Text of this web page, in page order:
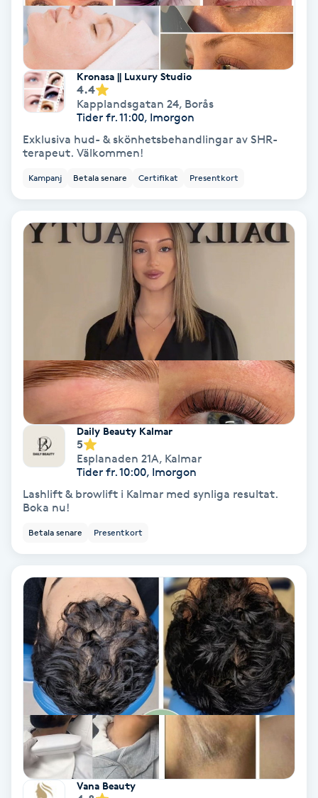
Färgning
Föning
Gel naglar
Gelenaglar
Gellack med förstärkning
Gua Sha-massage
Hatha Yoga
Headspa
Healing
HIFU
Hollywood Peel
Hot Stone Massage
Hot yoga
Hudföryngring
Kronasa || Luxury Studio
4.4
Kapplandsgatan 24, Borås
Tider fr. 11:00, Imorgon
Exklusiva hud- & skönhetsbehandlingar av SHR-
terapeut. Välkommen!
Kampanj Betala senare Certifikat Presentkort
Daily Beauty Kalmar
5
Esplanaden 21A, Kalmar
Tider fr. 10:00, Imorgon
Lashlift & browlift i Kalmar med synliga resultat.
Boka nu!
Betala senare Presentkort
Vana Beauty